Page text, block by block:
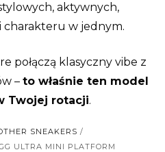
aktywnych,
charakteru w jednym.
połączą klasyczny vibe z
– to właśnie ten model
Twojej rotacji.
SNEAKERS /
ULTRA MINI PLATFORM